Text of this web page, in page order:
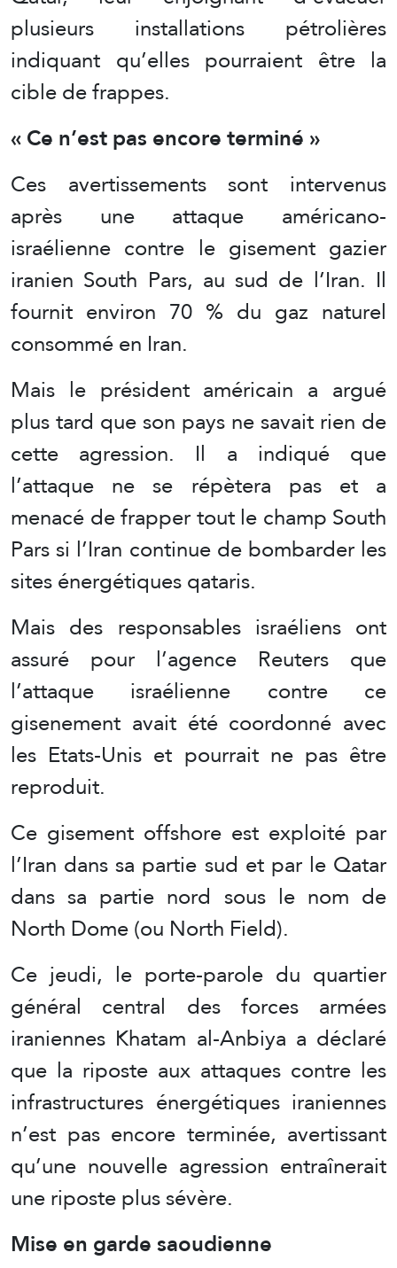
plusieurs installations pétrolières
indiquant qu’elles pourraient être la
cible de frappes.
« Ce n’est pas encore terminé »
Ces avertissements sont intervenus
après une attaque américano-
israélienne contre le gisement gazier
iranien South Pars, au sud de l’Iran. Il
fournit environ 70 % du gaz naturel
consommé en Iran.
Mais le président américain a argué
plus tard que son pays ne savait rien de
cette agression. Il a indiqué que
l’attaque ne se répètera pas et a
menacé de frapper tout le champ South
Pars si l’Iran continue de bombarder les
sites énergétiques qataris.
Mais des responsables israéliens ont
assuré pour l’agence Reuters que
l’attaque israélienne contre ce
gisenement avait été coordonné avec
les Etats-Unis et pourrait ne pas être
reproduit.
Ce gisement offshore est exploité par
l’Iran dans sa partie sud et par le Qatar
dans sa partie nord sous le nom de
North Dome (ou North Field).
Ce jeudi, le porte-parole du quartier
général central des forces armées
iraniennes Khatam al-Anbiya a déclaré
que la riposte aux attaques contre les
infrastructures énergétiques iraniennes
n’est pas encore terminée, avertissant
qu’une nouvelle agression entraînerait
une riposte plus sévère.
Mise en garde saoudienne